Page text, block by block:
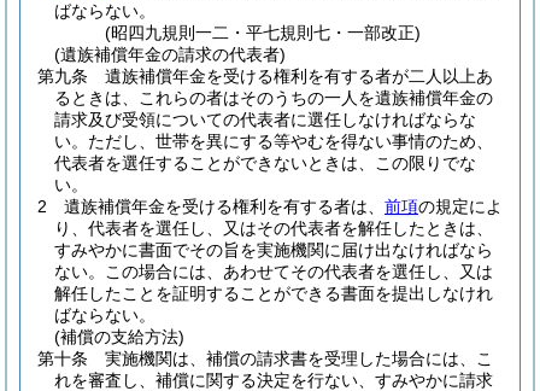
ばならない。
(昭四九規則一二・平七規則七・一部改正)
(遺族補償年金の請求の代表者)
第九条
遺族補償年金を受ける権利を有する者が二人以上あ
るときは、これらの者はそのうちの一人を遺族補償年金の
請求及び受領についての代表者に選任しなければならな
い。 ただし、世帯を異にする等やむを得ない事情のため、
代表者を選任することができないときは、この限りでな
い。
2
遺族補償年金を受ける権利を有する者は、 前項の規定によ
り、代表者を選任し、又はその代表者を解任したときは、
すみやかに書面でその旨を実施機関に届け出なければなら
ない。
この場合には、あわせてその代表者を選任し、又は
解任したことを証明することができる書面を提出しなけれ
ばならない。
(補償の支給方法)
第十条
実施機関は、補償の請求書を受理した場合には、こ
れを審査し、補償に関する決定を行ない、すみやかに請求